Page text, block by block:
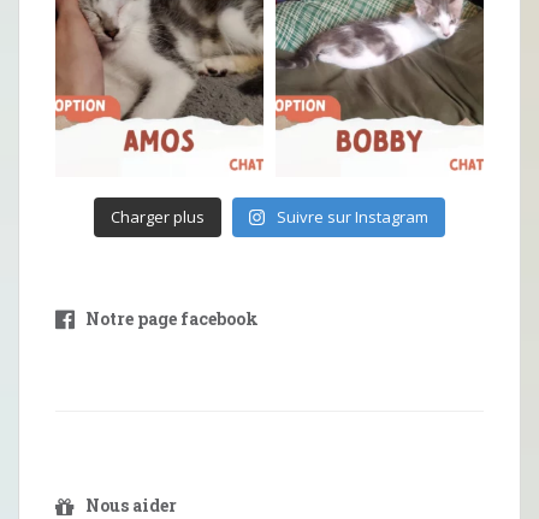
Charger plus Suivre sur Instagram
Notre page facebook
Nous aider